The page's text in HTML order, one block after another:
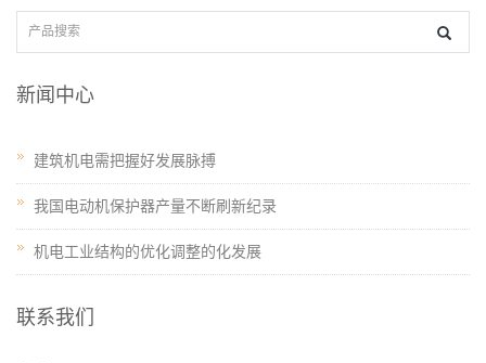
新闻中心
建筑机电需把握好发展脉搏
我国电动机保护器产量不断刷新纪录
机电工业结构的优化调整的化发展
联系我们